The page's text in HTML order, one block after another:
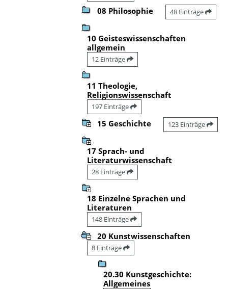
08 Philosophie 48 Einträge
10 Geisteswissenschaften
allgemein
12 Einträge
11 Theologie,
Religionswissenschaft
197 Einträge
15 Geschichte 123 Einträge
17 Sprach- und
Literaturwissenschaft
28 Einträge
18 Einzelne Sprachen und
Literaturen
148 Einträge
20 Kunstwissenschaften
8 Einträge
20.30 Kunstgeschichte:
Allgemeines